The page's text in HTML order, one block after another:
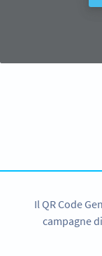
Il QR Code
campagne